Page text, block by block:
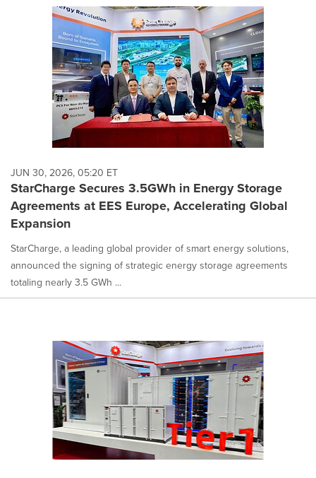
JUN 30, 2026, 05:20 ET
StarCharge Secures 3.5GWh in Energy Storage
Agreements at EES Europe, Accelerating Global
Expansion
StarCharge, a leading global provider of smart energy solutions,
announced the signing of strategic energy storage agreements
totaling nearly 3.5 GWh ...